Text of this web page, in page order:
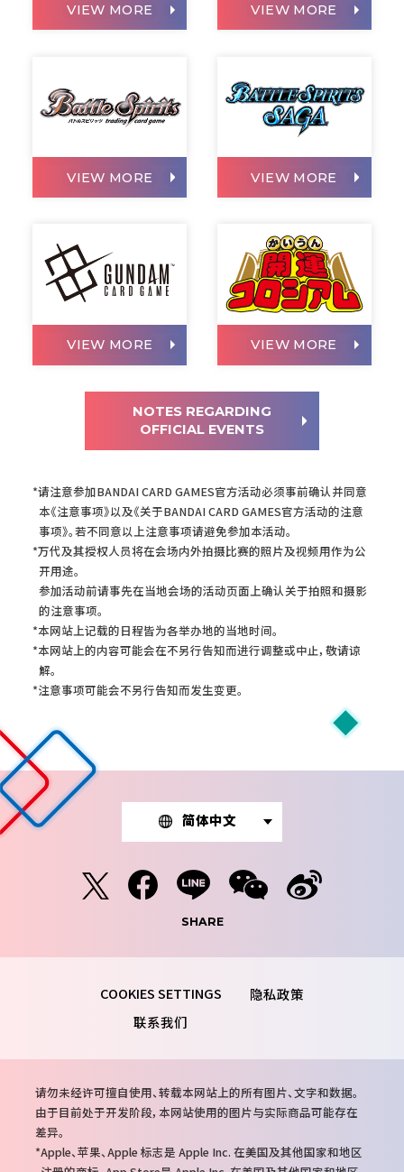
VIEW MORE VIEW MORE
VIEW MORE VIEW MORE
VIEW MORE VIEW MORE
NOTES REGARDING
OFFICIAL EVENTS
注
意
事
项
请注意参加BANDAI CARD GAMES官方活动必须事前确认并同意
本《注意事项》以及《关于BANDAI CARD GAMES官方活动的注意
事项》。若不同意以上注意事项请避免参加本活动。
万代及其授权人员将在会场内外拍摄比赛的照片及视频用作为公
开用途。
参加活动前请事先在当地会场的活动页面上确认关于拍照和摄影
的注意事项。
本网站上记载的日程皆为各举办地的当地时间。
本网站上的内容可能会在不另行告知而进行调整或中止，敬请谅
解。
注意事项可能会不另行告知而发生变更。
简体中文
SHARE
隐私政策
联系我们
注
意
事
项
请勿未经许可擅自使用、转载本网站上的所有图片、文字和数据。
由于目前处于开发阶段，本网站使用的图片与实际商品可能存在
差异。
Apple、苹果、Apple 标志是 Apple Inc. 在美国及其他国家和地区